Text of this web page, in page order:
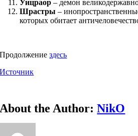
Уицраор – демон
Шрастры –
которых обитает
Продолжениездесь
Источник
About the Author:NikO